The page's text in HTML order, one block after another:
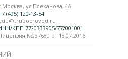
ул.Плеханова, 4А
(495) 120-13-54
КПП 7720333905/772001001
№037680 от 18.07.2016